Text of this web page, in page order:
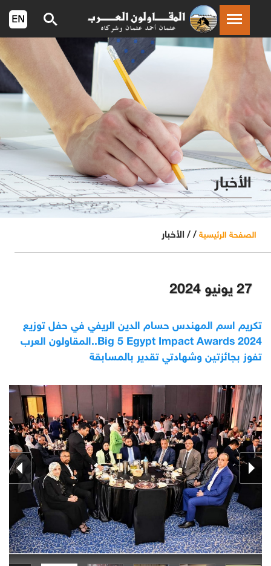
الأخبار
الصفحة الرئيسية / / الأخبار
27 يونيو 2024
تكريم اسم المهندس حسام الدين الريفي في حفل توزيع
Big 5 Egypt Impact Awards 2024..المقاولون العرب
تفوز بجائزتين وشهادتي تقدير بالمسابقة